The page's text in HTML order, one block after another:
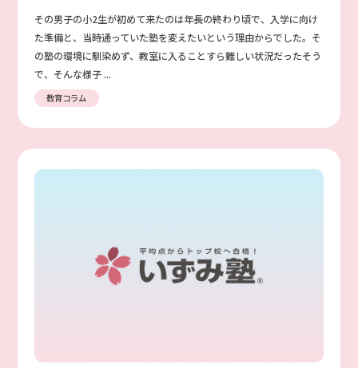
その男子の小2生が初めて来たのは年長の終わり頃で、入学に向け
た準備と、当時通っていた塾を変えたいという理由からでした。そ
の塾の環境に馴染めず、教室に入ることすら難しい状況だったそう
で、そんな様子 ...
教育コラム